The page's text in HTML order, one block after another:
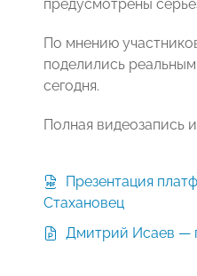
предусмотрены
По мнению
поделились
сегодня.
Полная видеозапись
Стахановец
Дмитрий Исаев —